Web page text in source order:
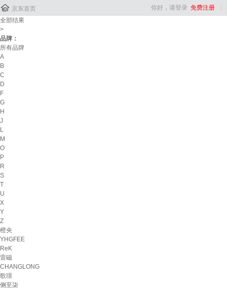
 京东首页 你好，请登录 免费注册
全部结果
>
品牌：
所有品牌
A
B
C
D
F
G
H
J
L
M
O
P
R
S
T
U
X
Y
Z
橙央
YHGFEE
ReK
雷磁
CHANGLONG
歌璟
侧至柒